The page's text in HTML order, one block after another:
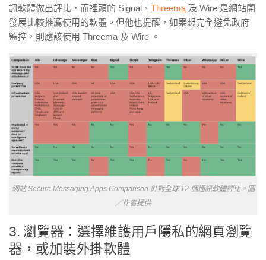
訊軟體做出評比，而裡頭的 Signal 、 Threema 及 Wire 是網站開
發展比較推薦使用的軟體。但他也提醒，如果想完全避免政府
監控，則應該使用 Threema 及 Wire 。
網站Secure Messaging Apps Comparison 針對全球 12 個通訊軟體評比。 圖
／作者提供
3. 瀏覽器：選擇維護用戶隱私的網頁瀏覽
器，或加裝外掛軟體